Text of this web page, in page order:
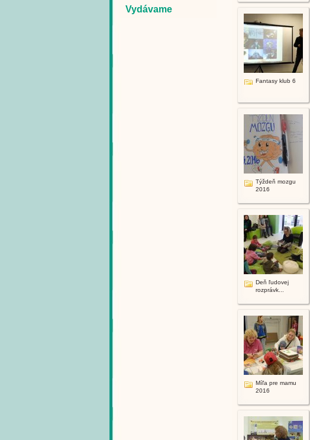
Vydávame
Fantasy klub 6
Týždeň mozgu
2016
Deň ľudovej
rozprávk...
Míľa pre mamu
2016